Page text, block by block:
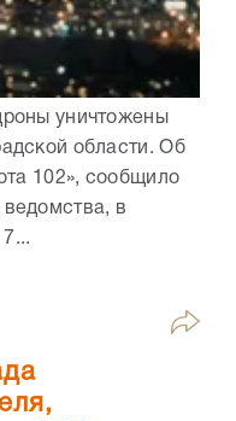
уничтожены
области. Об
102», сообщило
в